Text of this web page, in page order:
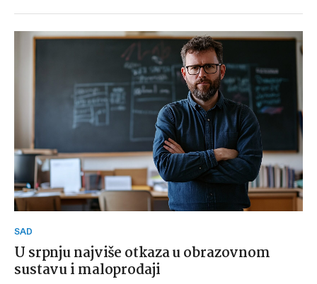
SAD
U srpnju najviše otkaza u obrazovnom
sustavu i maloprodaji